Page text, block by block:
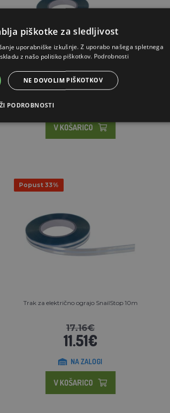
Električna ograja proti polžem KERBL
SnailStop
60.76€
50.63€
V KOŠARICO
Popust 33%
Trak za električno ograjo SnailStop 10m
17.16€
11.51€
NA ZALOGI
V KOŠARICO
piškotke za sledljivost
uporabniške izkušnje. Z uporabo našega spletnega
z našo politiko piškotkov. Podrobnosti
NE DOVOLIM PIŠKOTKOV
PODROBNOSTI